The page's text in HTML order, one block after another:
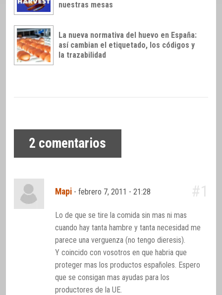
nuestras mesas
La nueva normativa del huevo en España:
así cambian el etiquetado, los códigos y
la trazabilidad
2 comentarios
Mapi -febrero 7, 2011 - 21:28 #1
Lo de que se tire la comida sin mas ni mas
cuando hay tanta hambre y tanta necesidad me
parece una verguenza (no tengo dieresis).
Y coincido con vosotros en que habria que
proteger mas los productos españoles. Espero
que se consigan mas ayudas para los
productores de la UE.